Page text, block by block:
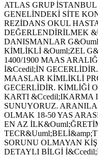
ATLAS GRUP
GENELİNDEKİ SİTE
REZİDANS OKUL
DEĞERLENDİRİLMEK
DANISMANLAR
KİMLİKLİ &Ouml;ZEL
1400/1900 MAAS
İ&Ccedil;İN
MAASLAR KİMLİKLİ
GECERLİDİR. KİMLİĞİ
KARTI
SUNUYORUZ.
OLMAK 18-50 YAS
EN AZ
SORUNU OLMAYAN
DETAYLI BİLGİ